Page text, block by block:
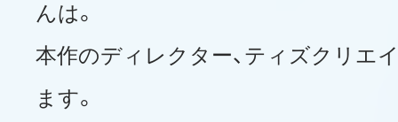
んは。
本作のディレクター、ティズクリエ
ます。